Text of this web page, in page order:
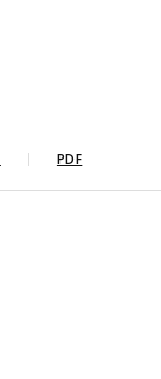
PDF